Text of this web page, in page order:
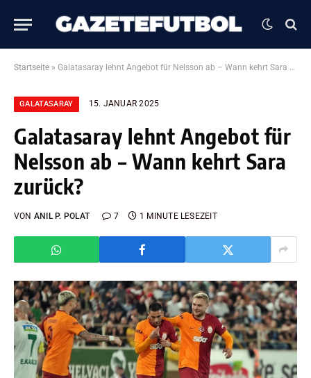
Startseite » Galatasaray lehnt Angebot für Nelsson ab – Wann kehrt Sara zurück?
GALATASARAY 15. JANUAR 2025
Galatasaray lehnt Angebot für
Nelsson ab – Wann kehrt Sara
zurück?
VON ANIL P. POLAT 7 1 MINUTE LESEZEIT